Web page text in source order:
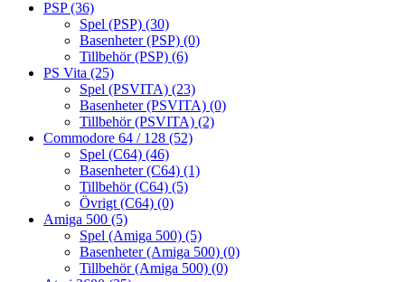
PSP(36)
Spel (PSP) (30)
Basenheter (PSP) (0)
Tillbehör (PSP) (6)
PS Vita (25)
Spel (PSVITA) (23)
Basenheter (PSVITA) (0)
Tillbehör (PSVITA) (2)
Commodore 64 / 128 (52)
Spel (C64) (46)
Basenheter (C64) (1)
Tillbehör (C64) (5)
Övrigt (C64) (0)
Amiga 500 (5)
Spel (Amiga 500) (5)
Basenheter (Amiga 500) (0)
Tillbehör (Amiga 500) (0)